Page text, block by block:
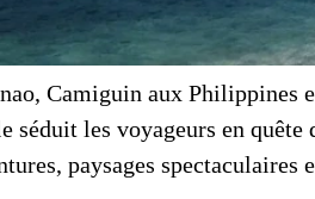
Camiguin aux Philippines
séduit les voyageurs en
paysages